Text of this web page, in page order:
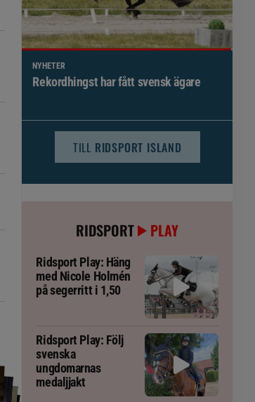
NYHETER
Brett politiskt stöd för förändringar i
TILL RIDSPORT ISLAND
RIDSPORT PLAY
Ridsport Play: Häng
med Nicole Holmén
på segerritt i 1,50
Ridsport Play: Följ
svenska
ungdomarnas
medaljjakt